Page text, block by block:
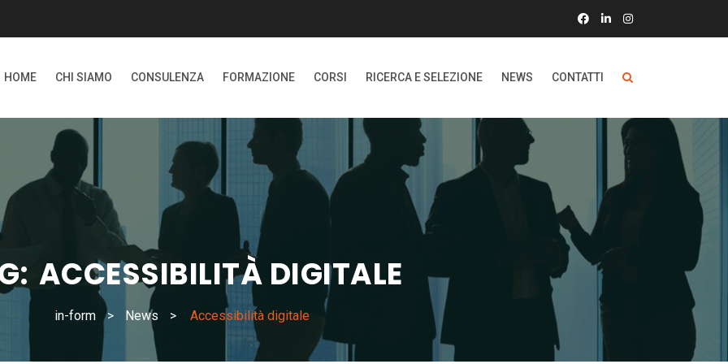
HOME CHI SIAMO CONSULENZA FORMAZIONE CORSI RICERCA E SELEZIONE NEWS CONTATTI
ACCESSIBILITÀ DIGITALE
in-form > News > Accessibilità digitale